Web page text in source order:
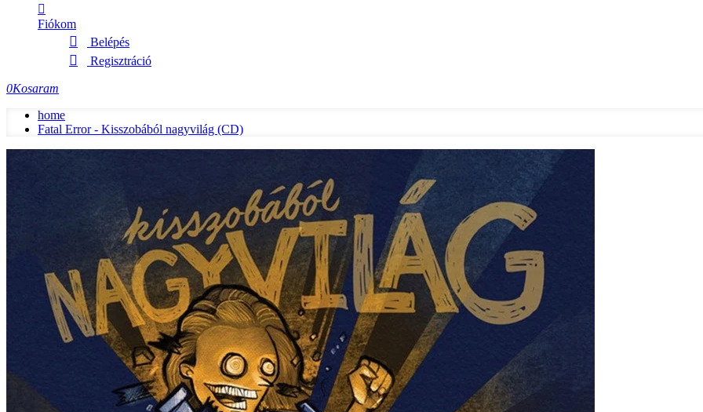
Fiókom
Belépés
Regisztráció
0Kosaram
home
Fatal Error - Kisszobából nagyvilág (CD)